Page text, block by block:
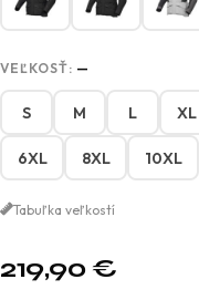
VEĽKOSŤ: —
S M L XL
6XL 8XL 10XL
Tabuľka veľkostí
219,90 €